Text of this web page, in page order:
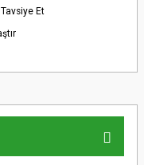
Tavsiye Et